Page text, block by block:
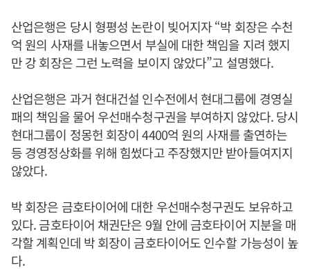
산업은행은 당시 형평성 논란이 빚어지자 “박 회장은 수천
억 원의 사재를 내놓으면서 부실에 대한 책임을 지려 했지
만 강 회장은 그런 노력을 보이지 않았다”고 설명했다.
산업은행은 과거 현대건설 인수전에서 현대그룹에 경영실
패의 책임을 물어 우선매수청구권을 부여하지 않았다. 당시
현대그룹이 정몽헌 회장이 4400억 원의 사재를 출연하는
등 경영정상화를 위해 힘썼다고 주장했지만 받아들여지지
않았다.
박 회장은 금호타이어에 대한 우선매수청구권도 보유하고
있다. 금호타이어 채권단은 9월 안에 금호타이어 지분을 매
각할 계획인데 박 회장이 금호타이어도 인수할 가능성이 높
다.